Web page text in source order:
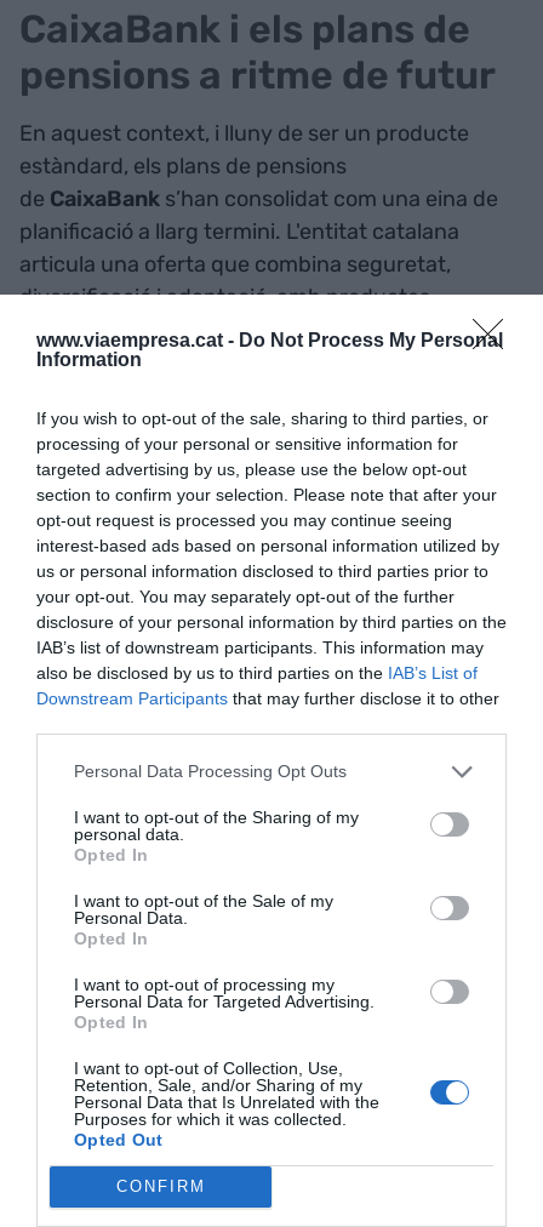
www.viaempresa.cat - Do Not Process My Personal
Information
If you wish to opt-out of the sale, sharing to third parties, or
processing of your personal or sensitive information for
targeted advertising by us, please use the below opt-out
section to confirm your selection. Please note that after your
opt-out request is processed you may continue seeing
interest-based ads based on personal information utilized by
us or personal information disclosed to third parties prior to
your opt-out. You may separately opt-out of the further
disclosure of your personal information by third parties on the
IAB’s list of downstream participants. This information may
also be disclosed by us to third parties on the IAB’s List of
Downstream Participants that may further disclose it to other
Personal Data Processing Opt Outs
I want to opt-out of the Sharing of my
personal data.
Opted In
I want to opt-out of the Sale of my
Personal Data.
Opted In
I want to opt-out of processing my
Personal Data for Targeted Advertising.
Opted In
I want to opt-out of Collection, Use,
Retention, Sale, and/or Sharing of my
Personal Data that Is Unrelated with the
Purposes for which it was collected.
Opted Out
CONFIRM
CaixaBank i els plans de
pensions a ritme de futur
En aquest context, i lluny de ser un producte
estàndard, els plans de pensions
de CaixaBank s’han consolidat com una eina de
planificació a llarg termini. L'entitat catalana
articula una oferta que combina seguretat,
diversificació i adaptació, amb productes
dissenyats per evolucionar al mateix ritme que ho
fa l’estalviador. La seva gamma més
plans com elCABK Destí 2026,Destí
2030,Destí 2040i fins alDestí 2060, tots ells
configurats perquè el risc disminueixi
automàticament a mesura que s’acosta la data de
jubilació.
SI VOLS SABER-NE MÉS
jubilació amb un coixí financer?
També existeixen les opcions dissenyades per a
perfils concrets, com el
ofereix una combinació flexible de renda fixa i
variable pensada per aprofitar moviments de
mercat. A més, hi ha alternatives temàtiques i
globals, com ara elCABK RV Internacional,
CABK RV USAo elCABK Tendències